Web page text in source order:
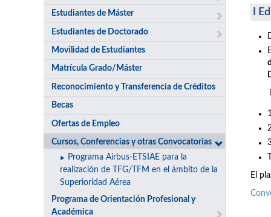
Estudiantes de Máster
Estudiantes de Doctorado
Movilidad de Estudiantes
Matrícula Grado/Máster
Reconocimiento y Transferencia de Créditos
Becas
Ofertas de Empleo
Cursos, Conferencias y otras Convocatorias
Programa Airbus-ETSIAE para la
realización de TFG/TFM en el ámbito de la
Superioridad Aérea
Programa de Orientación Profesional y
Académica
I
El